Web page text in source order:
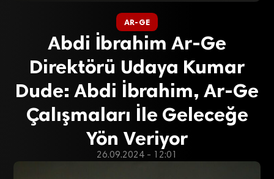
AR-GE
Abdi İbrahim Ar-Ge
Direktörü Udaya Kumar
Dude: Abdi İbrahim, Ar-Ge
Çalışmaları İle Geleceğe
Yön Veriyor
26.09.2024 - 12:01